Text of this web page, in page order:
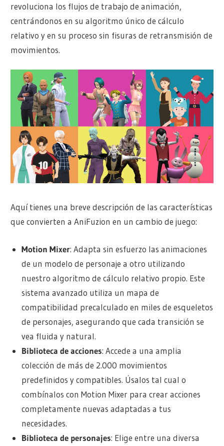
revoluciona los flujos de trabajo de animación,
centrándonos en su algoritmo único de cálculo
relativo y en su proceso sin fisuras de retransmisión de
movimientos.
Aquí tienes una breve descripción de las características
que convierten a AniFuzion en un cambio de juego:
Motion Mixer: Adapta sin esfuerzo las animaciones
de un modelo de personaje a otro utilizando
nuestro algoritmo de cálculo relativo propio. Este
sistema avanzado utiliza un mapa de
compatibilidad precalculado en miles de esqueletos
de personajes, asegurando que cada transición se
vea fluida y natural.
Biblioteca de acciones: Accede a una amplia
colección de más de 2.000 movimientos
predefinidos y compatibles. Úsalos tal cual o
combínalos con Motion Mixer para crear acciones
completamente nuevas adaptadas a tus
necesidades.
Biblioteca de personajes: Elige entre una diversa